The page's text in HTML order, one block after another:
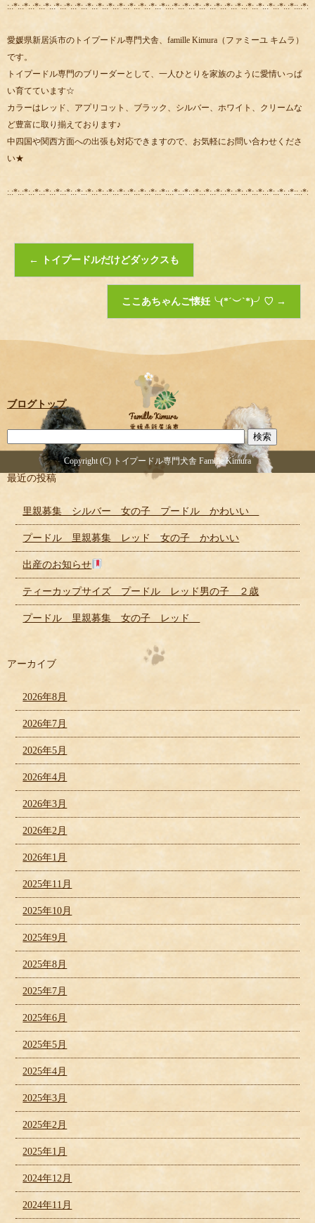
:.:*:.:*:.:*:.:*:.:*:.:*:.:*:.:*:.:*:.:*:.:*:.:*:.:*:.:*:.:*::.:*:.:*:.:*:.:*:.:*:.:*:.:*:.:*:.:*:.:*:.:*:.:*::.:*:.:
愛媛県新居浜市のトイプードル専門犬舎、famille Kimura（ファミーユ キムラ）
です。
トイプードル専門のブリーダーとして、一人ひとりを家族のように愛情いっぱ
い育てています☆
カラーはレッド、アプリコット、ブラック、シルバー、ホワイト、クリームな
ど豊富に取り揃えております♪
中四国や関西方面への出張も対応できますので、お気軽にお問い合わせくださ
い★
:.:*:.:*:.:*:.:*:.:*:.:*:.:*:.:*:.:*:.:*:.:*:.:*:.:*:.:*:.:*::.:*:.:*:.:*:.:*:.:*:.:*:.:*:.:*:.:*:.:*:.:*:.:*::.:*:.:
← トイプードルだけどダックスも
ここあちゃんご懐妊╰(*´︶`*)╯♡ →
Copyright (C) トイプードル専門犬舎 Famille Kimura
ブログトップ
最近の投稿
里親募集 シルバー 女の子 プードル かわいい
プードル 里親募集 レッド 女の子 かわいい
出産のお知らせ
ティーカップサイズ プードル レッド男の子 ２歳
プードル 里親募集 女の子 レッド
アーカイブ
2026年8月
2026年7月
2026年5月
2026年4月
2026年3月
2026年2月
2026年1月
2025年11月
2025年10月
2025年9月
2025年8月
2025年7月
2025年6月
2025年5月
2025年4月
2025年3月
2025年2月
2025年1月
2024年12月
2024年11月